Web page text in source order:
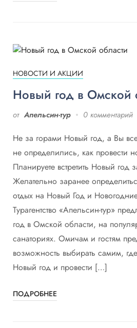
НОВОСТИ И АКЦИИ
Новый год в Омской
от Апельсин-тур 0 комментарий
Не за горами Новый год, а Вы
не определились, как провести
Планируете встретить Новый год
Желательно заранее
отдых на Новый Год и
Турагентство «Апельсин-тур»
год в Омской области, на
санаториях. Омичам и гостям
возможность выбирать самим,
Новый год и провести […]
ПОДРОБНЕЕ